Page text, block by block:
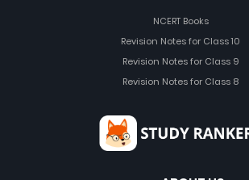
NCERT Books
Revision Notes for Class 10
Revision Notes for Class 9
Revision Notes for Class 8